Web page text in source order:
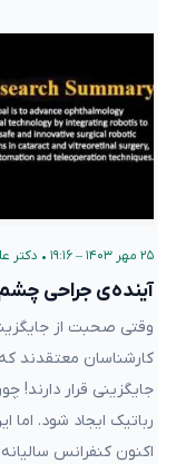
۲۵ مهر ۱۴۰۳ – ۱۹:۱۶ • دکتر
آینده‌ی جراحی‌
وقتی صحبت از
کارشناسان معتقدند
جایگزینی قرار
رباتیک ایجاد شود.
اکنون کنفرانس